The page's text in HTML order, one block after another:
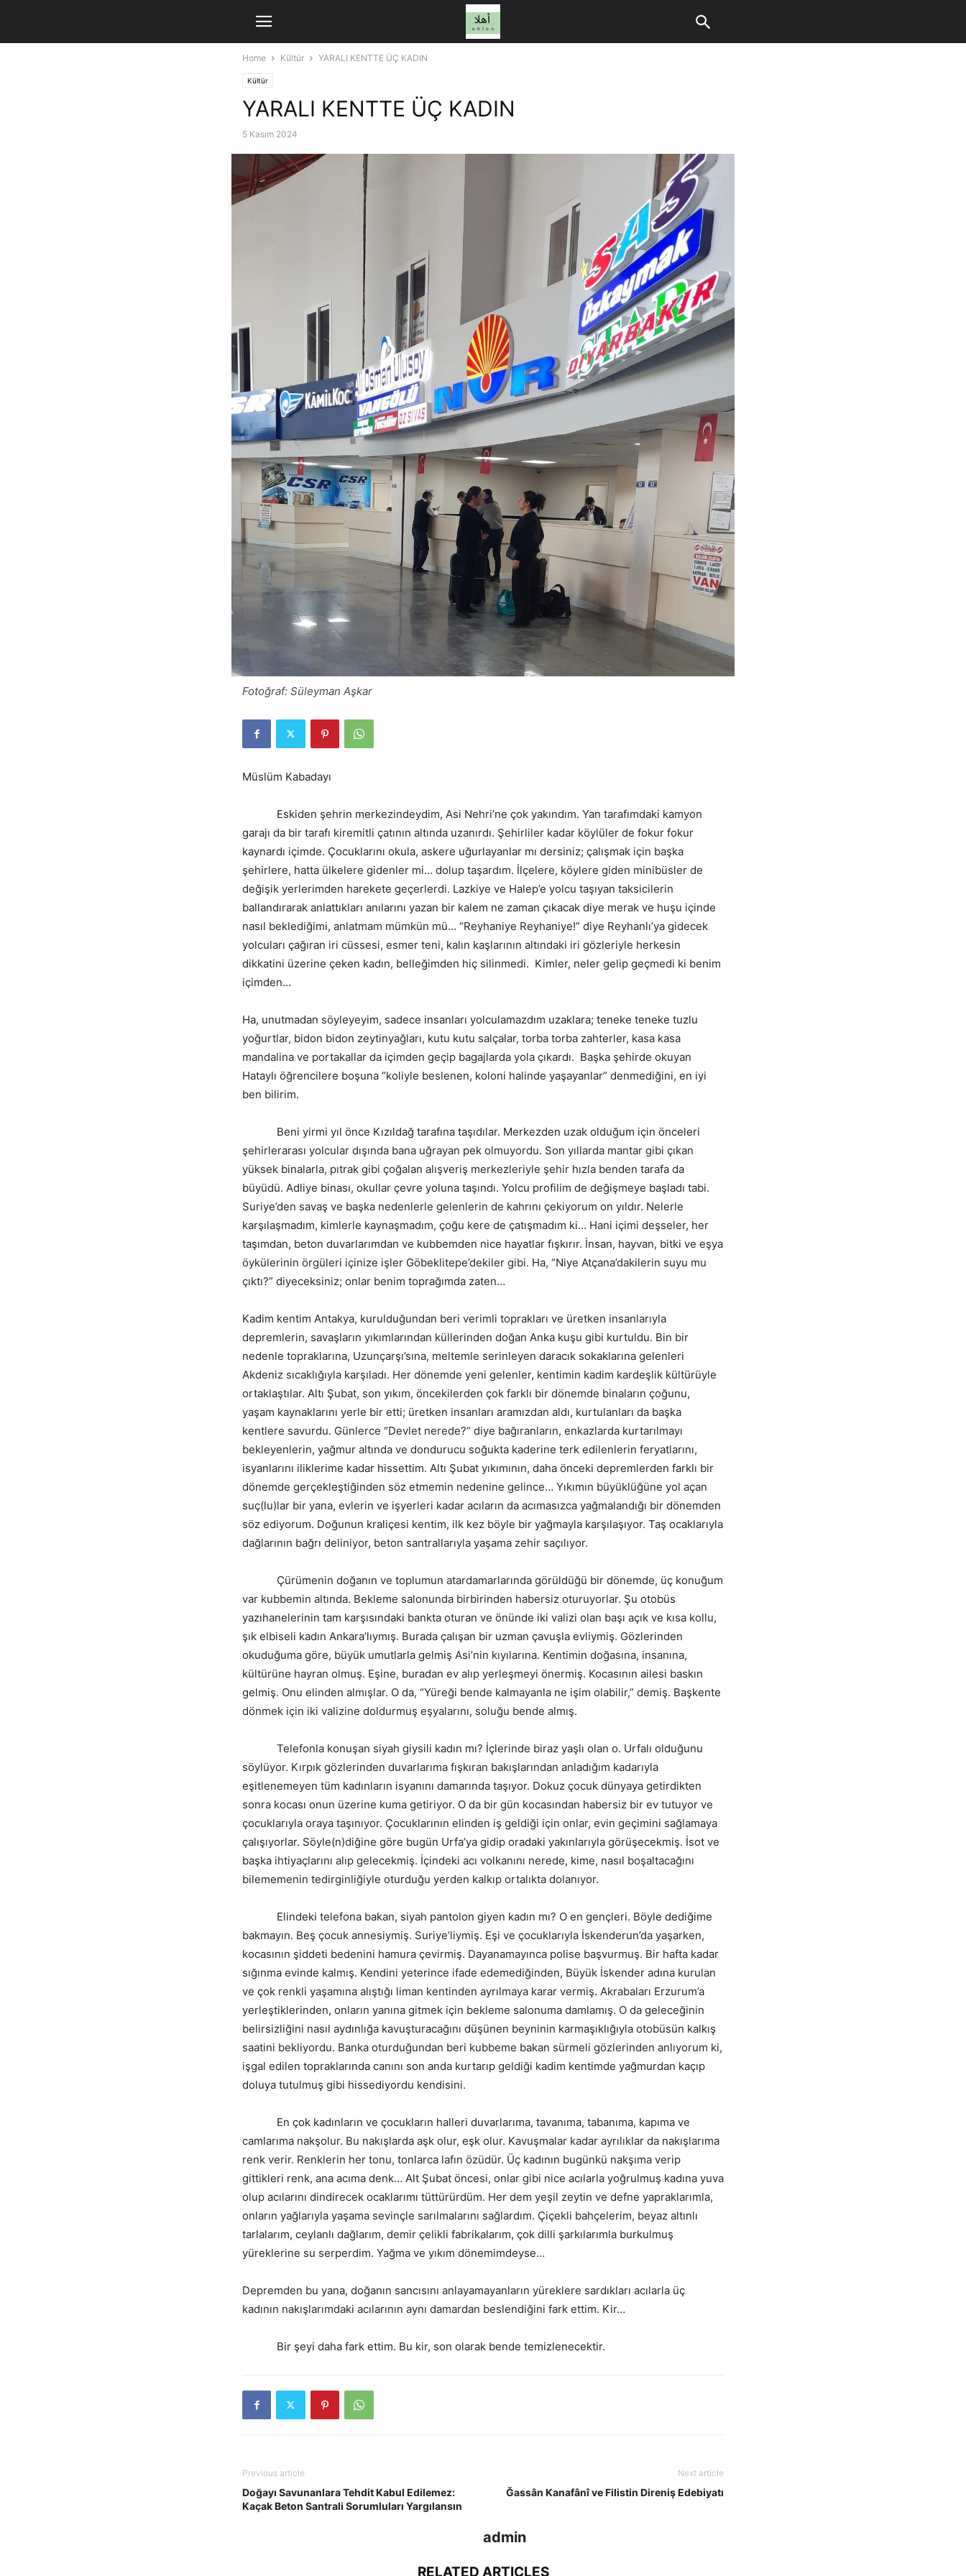
Home Kültür YARALI KENTTE ÜÇ KADIN
Kültür
YARALI KENTTE ÜÇ KADIN
5 Kasım 2024
Fotoğraf: Süleyman Aşkar
Müslüm Kabadayı
Eskiden şehrin merkezindeydim, Asi Nehri’ne çok yakındım. Yan tarafımdaki kamyon
garajı da bir tarafı kiremitli çatının altında uzanırdı. Şehirliler kadar köylüler de fokur fokur
kaynardı içimde. Çocuklarını okula, askere uğurlayanlar mı dersiniz; çalışmak için başka
şehirlere, hatta ülkelere gidenler mi… dolup taşardım. İlçelere, köylere giden minibüsler de
değişik yerlerimden harekete geçerlerdi. Lazkiye ve Halep’e yolcu taşıyan taksicilerin
ballandırarak anlattıkları anılarını yazan bir kalem ne zaman çıkacak diye merak ve huşu içinde
nasıl beklediğimi, anlatmam mümkün mü… “Reyhaniye Reyhaniye!” diye Reyhanlı’ya gidecek
yolcuları çağıran iri cüssesi, esmer teni, kalın kaşlarının altındaki iri gözleriyle herkesin
dikkatini üzerine çeken kadın, belleğimden hiç silinmedi. Kimler, neler gelip geçmedi ki benim
içimden…
Ha, unutmadan söyleyeyim, sadece insanları yolculamazdım uzaklara; teneke teneke tuzlu
yoğurtlar, bidon bidon zeytinyağları, kutu kutu salçalar, torba torba zahterler, kasa kasa
mandalina ve portakallar da içimden geçip bagajlarda yola çıkardı. Başka şehirde okuyan
Hataylı öğrencilere boşuna “koliyle beslenen, koloni halinde yaşayanlar” denmediğini, en iyi
ben bilirim.
Beni yirmi yıl önce Kızıldağ tarafına taşıdılar. Merkezden uzak olduğum için önceleri
şehirlerarası yolcular dışında bana uğrayan pek olmuyordu. Son yıllarda mantar gibi çıkan
yüksek binalarla, pıtrak gibi çoğalan alışveriş merkezleriyle şehir hızla benden tarafa da
büyüdü. Adliye binası, okullar çevre yoluna taşındı. Yolcu profilim de değişmeye başladı tabi.
Suriye’den savaş ve başka nedenlerle gelenlerin de kahrını çekiyorum on yıldır. Nelerle
karşılaşmadım, kimlerle kaynaşmadım, çoğu kere de çatışmadım ki… Hani içimi deşseler, her
taşımdan, beton duvarlarımdan ve kubbemden nice hayatlar fışkırır. İnsan, hayvan, bitki ve eşya
öykülerinin örgüleri içinize işler Göbeklitepe’dekiler gibi. Ha, “Niye Atçana’dakilerin suyu mu
çıktı?” diyeceksiniz; onlar benim toprağımda zaten…
Kadim kentim Antakya, kurulduğundan beri verimli toprakları ve üretken insanlarıyla
depremlerin, savaşların yıkımlarından küllerinden doğan Anka kuşu gibi kurtuldu. Bin bir
nedenle topraklarına, Uzunçarşı’sına, meltemle serinleyen daracık sokaklarına gelenleri
Akdeniz sıcaklığıyla karşıladı. Her dönemde yeni gelenler, kentimin kadim kardeşlik kültürüyle
ortaklaştılar. Altı Şubat, son yıkım, öncekilerden çok farklı bir dönemde binaların çoğunu,
yaşam kaynaklarını yerle bir etti; üretken insanları aramızdan aldı, kurtulanları da başka
kentlere savurdu. Günlerce “Devlet nerede?” diye bağıranların, enkazlarda kurtarılmayı
bekleyenlerin, yağmur altında ve dondurucu soğukta kaderine terk edilenlerin feryatlarını,
isyanlarını iliklerime kadar hissettim. Altı Şubat yıkımının, daha önceki depremlerden farklı bir
dönemde gerçekleştiğinden söz etmemin nedenine gelince… Yıkımın büyüklüğüne yol açan
suç(lu)lar bir yana, evlerin ve işyerleri kadar acıların da acımasızca yağmalandığı bir dönemden
söz ediyorum. Doğunun kraliçesi kentim, ilk kez böyle bir yağmayla karşılaşıyor. Taş ocaklarıyla
dağlarının bağrı deliniyor, beton santrallarıyla yaşama zehir saçılıyor.
Çürümenin doğanın ve toplumun atardamarlarında görüldüğü bir dönemde, üç konuğum
var kubbemin altında. Bekleme salonunda birbirinden habersiz oturuyorlar. Şu otobüs
yazıhanelerinin tam karşısındaki bankta oturan ve önünde iki valizi olan başı açık ve kısa kollu,
şık elbiseli kadın Ankara’lıymış. Burada çalışan bir uzman çavuşla evliymiş. Gözlerinden
okuduğuma göre, büyük umutlarla gelmiş Asi’nin kıyılarına. Kentimin doğasına, insanına,
kültürüne hayran olmuş. Eşine, buradan ev alıp yerleşmeyi önermiş. Kocasının ailesi baskın
gelmiş. Onu elinden almışlar. O da, “Yüreği bende kalmayanla ne işim olabilir,” demiş. Başkente
dönmek için iki valizine doldurmuş eşyalarını, soluğu bende almış.
Telefonla konuşan siyah giysili kadın mı? İçlerinde biraz yaşlı olan o. Urfalı olduğunu
söylüyor. Kırpık gözlerinden duvarlarıma fışkıran bakışlarından anladığım kadarıyla
eşitlenemeyen tüm kadınların isyanını damarında taşıyor. Dokuz çocuk dünyaya getirdikten
sonra kocası onun üzerine kuma getiriyor. O da bir gün kocasından habersiz bir ev tutuyor ve
çocuklarıyla oraya taşınıyor. Çocuklarının elinden iş geldiği için onlar, evin geçimini sağlamaya
çalışıyorlar. Söyle(n)diğine göre bugün Urfa’ya gidip oradaki yakınlarıyla görüşecekmiş. İsot ve
başka ihtiyaçlarını alıp gelecekmiş. İçindeki acı volkanını nerede, kime, nasıl boşaltacağını
bilememenin tedirginliğiyle oturduğu yerden kalkıp ortalıkta dolanıyor.
Elindeki telefona bakan, siyah pantolon giyen kadın mı? O en gençleri. Böyle dediğime
bakmayın. Beş çocuk annesiymiş. Suriye’liymiş. Eşi ve çocuklarıyla İskenderun’da yaşarken,
kocasının şiddeti bedenini hamura çevirmiş. Dayanamayınca polise başvurmuş. Bir hafta kadar
sığınma evinde kalmış. Kendini yeterince ifade edemediğinden, Büyük İskender adına kurulan
ve çok renkli yaşamına alıştığı liman kentinden ayrılmaya karar vermiş. Akrabaları Erzurum’a
yerleştiklerinden, onların yanına gitmek için bekleme salonuma damlamış. O da geleceğinin
belirsizliğini nasıl aydınlığa kavuşturacağını düşünen beyninin karmaşıklığıyla otobüsün kalkış
saatini bekliyordu. Banka oturduğundan beri kubbeme bakan sürmeli gözlerinden anlıyorum ki,
işgal edilen topraklarında canını son anda kurtarıp geldiği kadim kentimde yağmurdan kaçıp
doluya tutulmuş gibi hissediyordu kendisini.
En çok kadınların ve çocukların halleri duvarlarıma, tavanıma, tabanıma, kapıma ve
camlarıma nakşolur. Bu nakışlarda aşk olur, eşk olur. Kavuşmalar kadar ayrılıklar da nakışlarıma
renk verir. Renklerin her tonu, tonlarca lafın özüdür. Üç kadının bugünkü nakşıma verip
gittikleri renk, ana acıma denk… Alt Şubat öncesi, onlar gibi nice acılarla yoğrulmuş kadına yuva
olup acılarını dindirecek ocaklarımı tüttürürdüm. Her dem yeşil zeytin ve defne yapraklarımla,
onların yağlarıyla yaşama sevinçle sarılmalarını sağlardım. Çiçekli bahçelerim, beyaz altınlı
tarlalarım, ceylanlı dağlarım, demir çelikli fabrikalarım, çok dilli şarkılarımla burkulmuş
yüreklerine su serperdim. Yağma ve yıkım dönemimdeyse…
Depremden bu yana, doğanın sancısını anlayamayanların yüreklere sardıkları acılarla üç
kadının nakışlarımdaki acılarının aynı damardan beslendiğini fark ettim. Kir…
Bir şeyi daha fark ettim. Bu kir, son olarak bende temizlenecektir.
Previous article
Doğayı Savunanlara Tehdit Kabul Edilemez:
Kaçak Beton Santrali Sorumluları Yargılansın
Next article
Ğassân Kanafânî ve Filistin Direniş Edebiyatı
admin
RELATED ARTICLES